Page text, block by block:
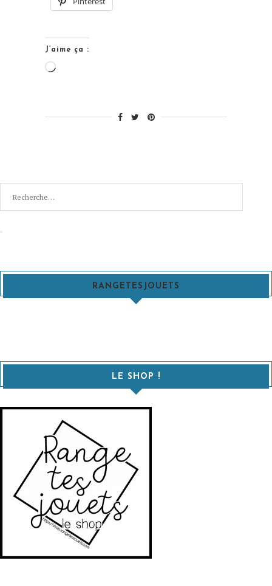
J’aime ça :
Chargement…
pour
:
RANGETESJOUETS
LE SHOP !